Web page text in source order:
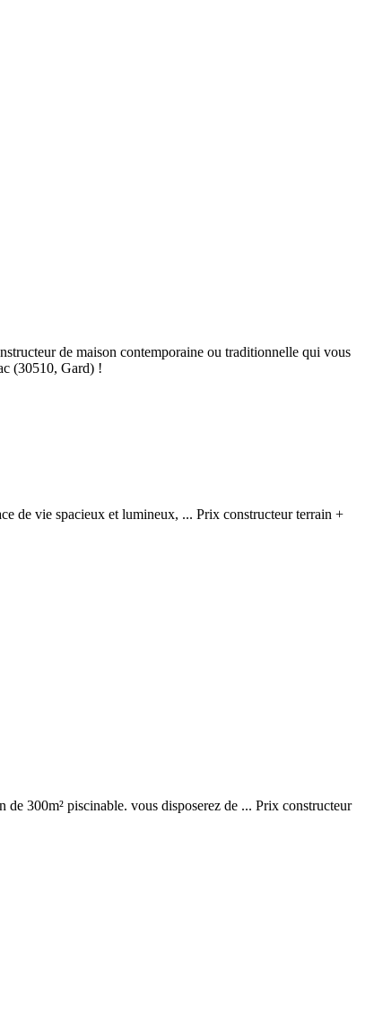
de maison contemporaine ou traditionnelle qui vous
(30510, Gard) !
de vie spacieux et lumineux, ... Prix constructeur terrain +
300m² piscinable. vous disposerez de ... Prix constructeur